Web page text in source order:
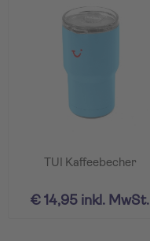
TUI Kaffeebecher
€ 14,95 inkl. MwSt.